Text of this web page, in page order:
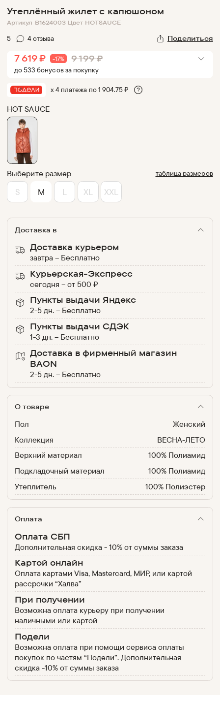
Утеплённый жилет с капюшоном
Артикул B1624003 Цвет HOTSAUCE
5 4отзыва Поделиться
7 619 ₽ -17% 9 199 ₽
до533 бонусовза покупку
х 4 платежа по1 904.75₽
HOT SAUCE
Выберите размер таблица размеров
S M L XL XXL
Доставка в
Доставка курьером
завтра – Бесплатно
Курьерская-Экспресс
сегодня –от500 ₽
Пункты выдачи Яндекс
2-5 дн. – Бесплатно
Пункты выдачи СДЭК
1-3 дн. – Бесплатно
Доставка в фирменный магазин
BAON
2-5 дн. – Бесплатно
О товаре
Пол
Женский
Коллекция
ВЕСНА-ЛЕТО
Верхний материал
100% Полиамид
Подкладочный материал
100% Полиамид
Утеплитель
100% Полиэстер
Оплата
Оплата СБП
Дополнительная скидка - 10% от суммы заказа
Картой онлайн
Оплата картами Visa, Mastercard, МИР, или картой
рассрочки “Халва”
При получении
Возможна оплата курьеру при получении
наличными или картой
Подели
Возможна оплата при помощи сервиса оплаты
покупок по частям “Подели”. Дополнительная
скидка -10% от суммы заказа